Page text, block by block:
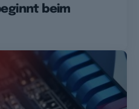
beim